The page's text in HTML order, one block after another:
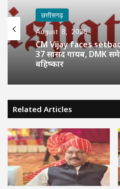
छत्तीसगढ़
August 8, 2026
CM Vijay faces
37 सांसद गायब, DMK
छत्तीसगढ़
August 8, 2026
BCCI Big Decision :
बैठक
Related Articles